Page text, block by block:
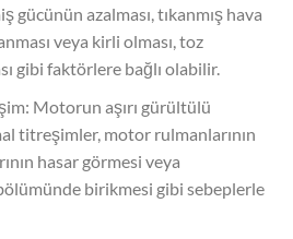
gücünün azalması, tıkanmış hava
veya kirli olması, toz
gibi faktörlere bağlı olabilir.
Motorun aşırı gürültülü
titreşimler, motor rulmanlarının
hasar görmesi veya
birikmesi gibi sebeplerle